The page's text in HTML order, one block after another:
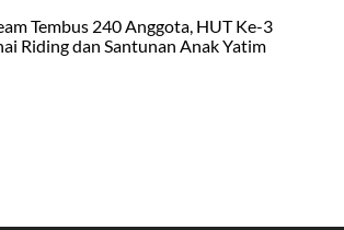
Tembus 240 Anggota, HUT Ke-3
Riding dan Santunan Anak Yatim